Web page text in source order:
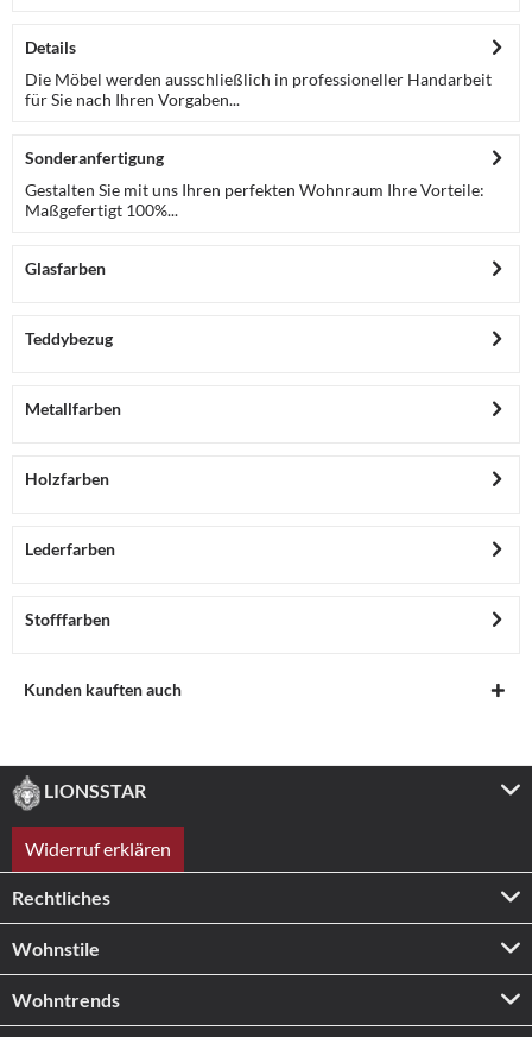
Details
Die Möbel werden ausschließlich in professioneller Handarbeit
für Sie nach Ihren Vorgaben...
Sonderanfertigung
Gestalten Sie mit uns Ihren perfekten Wohnraum Ihre Vorteile:
Maßgefertigt 100%...
Glasfarben
Teddybezug
Metallfarben
Holzfarben
Lederfarben
Stofffarben
Kunden kauften auch
LIONSSTAR
Widerruf erklären
Rechtliches
Wohnstile
Wohntrends